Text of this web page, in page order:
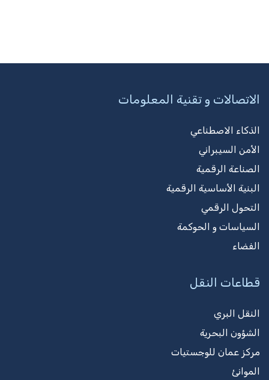
الاتصالات و تقنية المعلومات
الذكاء الاصطناعي
الأمن السيبراني
الصناعة الرقمية
البنية الأساسية الرقمية
التحول الرقمي
السياسات و الحوكمة
الفضاء
قطاعات النقل
النقل البري
الشؤون البحرية
مركز عمان للوجستيات
الموانئ